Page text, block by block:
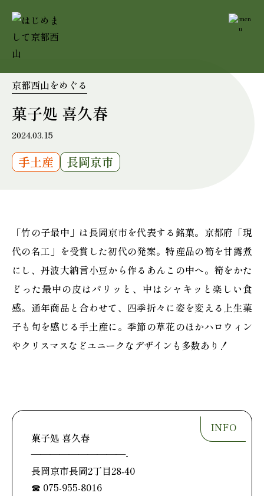
京都西山をめぐる
菓子処 喜久春
2024.03.15
手土産 長岡京市
「竹の子最中」は長岡京市を代表する銘菓。京都府「現
代の名工」を受賞した初代の発案。特産品の筍を甘露煮
にし、丹波大納言小豆から作るあんこの中へ。筍をかた
どった最中の皮はパリッと、中はシャキッと楽しい食
感。通年商品と合わせて、四季折々に姿を変える上生菓
子も旬を感じる手土産に。季節の草花のほかハロウィン
やクリスマスなどユニークなデザインも多数あり！
菓子処 喜久春
——————————-
長岡京市長岡2丁目28-40
☎ 075-955-8016